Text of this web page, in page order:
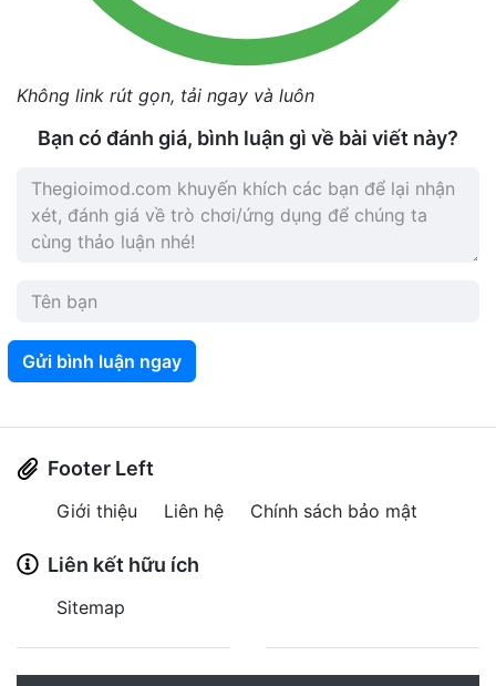
Không link rút gọn, tải ngay và luôn
Bạn có đánh giá, bình luận gì về bài viết này?
Gửi bình luận ngay
Footer Left
Giới thiệu Liên hệ Chính sách bảo mật
Liên kết hữu ích
Sitemap